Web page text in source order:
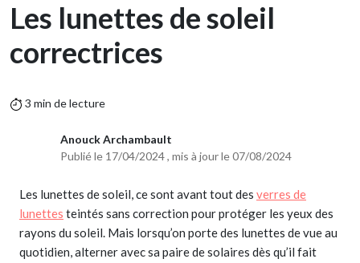
Les lunettes de soleil
correctrices
3 min de lecture
Anouck Archambault
Publié le 17/04/2024 , mis à jour le 07/08/2024
Les lunettes de soleil, ce sont avant tout des verres de
lunettes teintés sans correction pour protéger les yeux des
rayons du soleil. Mais lorsqu’on porte des lunettes de vue au
quotidien, alterner avec sa paire de solaires dès qu’il fait